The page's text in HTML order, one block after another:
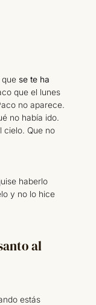
que se te ha
que el lunes
no aparece.
no había ido.
cielo. Que no
haberlo
y no lo hice
al
estás